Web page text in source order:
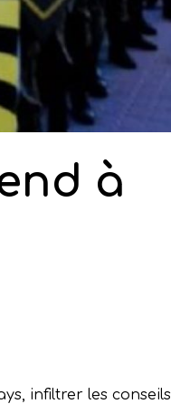
à
infiltrer les conseils